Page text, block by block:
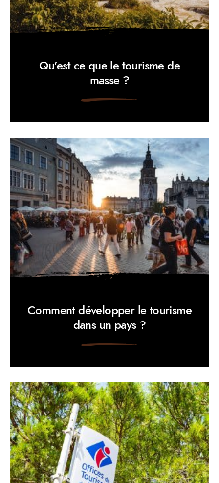
Qu’est ce que le tourisme de
masse ?
Comment développer le tourisme
dans un pays ?